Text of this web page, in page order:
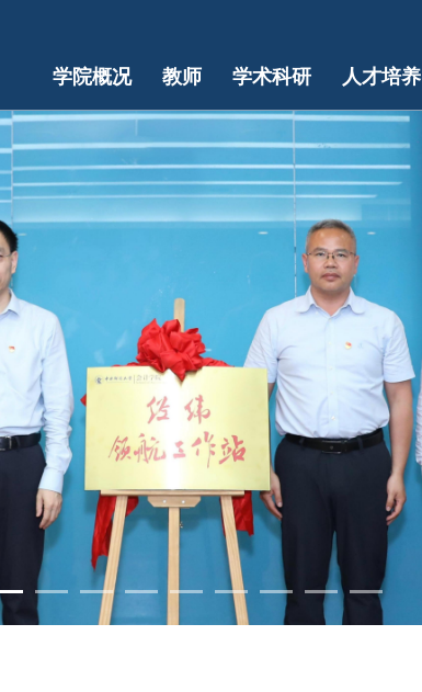
学院概况 教师 学术科研 人才培养